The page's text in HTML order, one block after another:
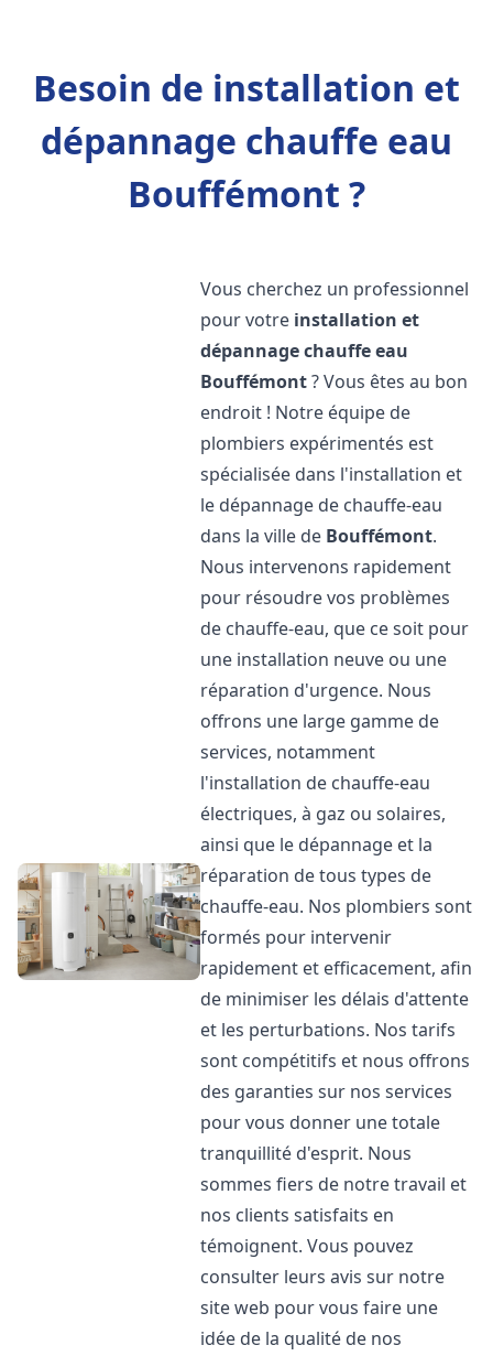
Besoin de installation et
dépannage chauffe eau
Bouffémont ?
Vous cherchez un professionnel
pour votre installation et
dépannage chauffe eau
Bouffémont? Vous êtes au bon
endroit ! Notre équipe de
plombiers expérimentés est
spécialisée dans l'installation et
le dépannage de chauffe-eau
dans la ville de Bouffémont.
Nous intervenons rapidement
pour résoudre vos problèmes
de chauffe-eau, que ce soit pour
une installation neuve ou une
réparation d'urgence. Nous
offrons une large gamme de
services, notamment
l'installation de chauffe-eau
électriques, à gaz ou solaires,
ainsi que le dépannage et la
réparation de tous types de
chauffe-eau. Nos plombiers sont
formés pour intervenir
rapidement et efficacement, afin
de minimiser les délais d'attente
et les perturbations. Nos tarifs
sont compétitifs et nous offrons
des garanties sur nos services
pour vous donner une totale
tranquillité d'esprit. Nous
sommes fiers de notre travail et
nos clients satisfaits en
témoignent. Vous pouvez
consulter leurs avis sur notre
site web pour vous faire une
idée de la qualité de nos